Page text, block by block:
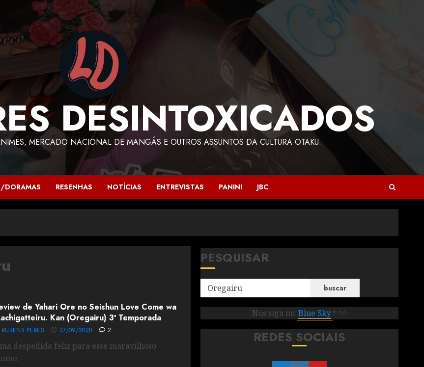
DESINTOXICADOS
MERCADO NACIONAL DE MANGÁS E OUTROS ASSUNTOS DA CULTURA OTAKU.
DORAMAS RESENHAS NOTÍCIAS ENTREVISTAS PANINI JBC
de Yahari Ore no Seishun Love Come wa
Kan (Oregairu) 3ª Temporada
RUBENS PERES 27/09/2020 2
despedida feliz para esse maravilhoso
PESQUISAR
buscar
Nos siga no Blue Sky ! ^^
REDES SOCIAIS